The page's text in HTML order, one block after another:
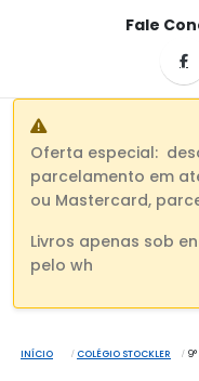
Fale
Oferta especial:
parcelamento em
ou Mastercard,
Livros apenas sob
pelo wh
INÍCIO COLÉGIO STOCKLER